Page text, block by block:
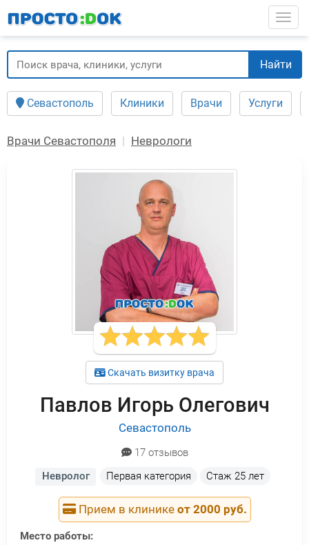
содержанию
Найти
Севастополь Клиники Врачи Услуги
Врачи Севастополя Неврологи
Скачать визитку врача
Павлов Игорь Олегович
Севастополь
17 отзывов
Невролог
Первая категория Стаж 25 лет
Прием в клинике от 2000 руб.
Место работы: